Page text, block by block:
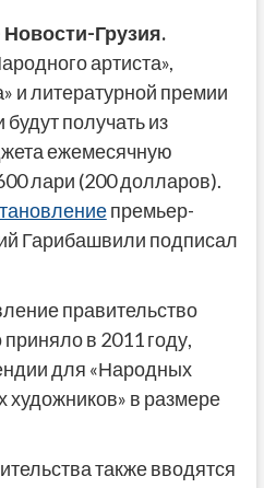
Новости-Грузия.
артиста»,
и литературной премии
получать из
ежемесячную
лари (200 долларов).
премьер-
Гарибашвили подписал
правительство
в 2011 году,
для «Народных
художников» в размере
также вводятся